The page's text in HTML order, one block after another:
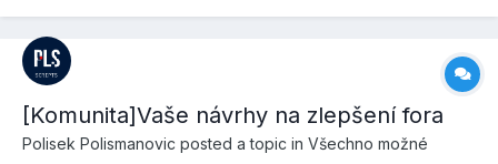
[Komunita]Vaše návrhy na zlepšení fora
Polisek Polismanovic posted a topic in Všechno možné